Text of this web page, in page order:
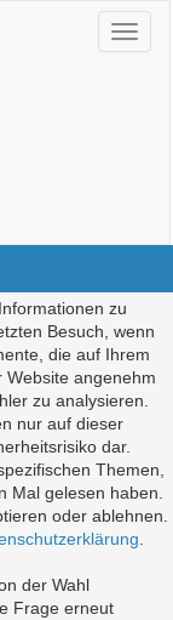
zu
Besuch, wenn
die auf Ihrem
angenehm
zu analysieren.
nur auf dieser
dar.
Themen,
Mal gelesen haben.
oder ablehnen.
der Wahl
Frage erneut